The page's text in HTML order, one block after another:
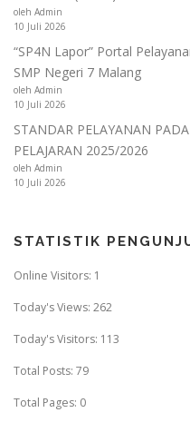
oleh Admin
10 Juli 2026
“SP4N Lapor” Portal
SMP Negeri 7 Malang
oleh Admin
10 Juli 2026
STANDAR PELAYANAN
PELAJARAN 2025/2026
oleh Admin
10 Juli 2026
STATISTIK
Online Visitors: 1
Today's Views: 262
Today's Visitors: 113
Total Posts: 79
Total Pages: 0